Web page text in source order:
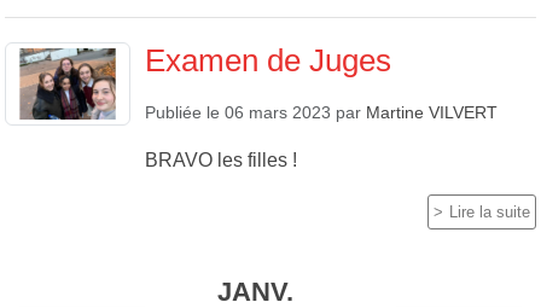
Examen de Juges
Publiée le 06 mars 2023 par Martine VILVERT
BRAVO les filles !
Lire la suite
JANV.